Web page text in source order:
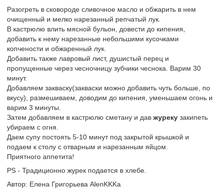
Разогреть в сковороде сливочное масло и обжарить в нем
очищенный и мелко нарезанный репчатый лук.
В кастрюлю влить мясной бульон, довести до кипения,
добавить к нему нарезанные небольшими кусочками
копчености и обжаренный лук.
Добавить также лавровый лист, душистый перец и
пропущенные через чесночницу зубчики чеснока. Варим 30
минут.
Добавляем закваску(закваски можно добавить чуть больше, по
вкусу), размешиваем, доводим до кипения, уменьшаем огонь и
варим 3 минуты.
Затем добавляем в кастрюлю сметану и дав журеку закипеть
убираем с огня.
Даем супу постоять 5-10 минут под закрытой крышкой и
подаем к столу с отварным и нарезанным яйцом.
Приятного аппетита!
PS - Традиционно журек подается в хлебе.
Автор: Елена Григорьева AlenKKKa